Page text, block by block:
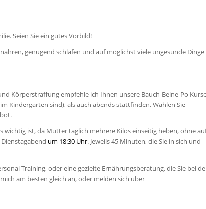
Seien Sie ein gutes Vorbild!
genügend schlafen und auf möglichst viele ungesunde Dinge
Körperstraffung empfehle ich Ihnen unsere Bauch-Beine-Po
Kindergarten sind), als auch abends stattfinden. Wählen Sie
ist, da Mütter täglich mehrere Kilos einseitig heben, ohne auf
um 18:30 Uhr. Jeweils 45 Minuten, die Sie in sich und
Training, oder eine gezielte Ernährungsberatung, die Sie bei
am besten gleich an, oder melden sich über